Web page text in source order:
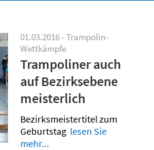
01.03.2016 - Trampolin-
Wettkämpfe
Trampoliner auch
auf Bezirksebene
meisterlich
Bezirksmeistertitel zum
Geburtstag lesen Sie
mehr...